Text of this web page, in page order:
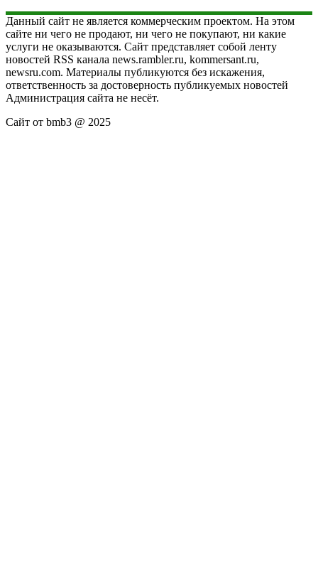
Данный сайт не является коммерческим проектом. На этом
сайте ни чего не продают, ни чего не покупают, ни какие
услуги не оказываются. Сайт представляет собой ленту
новостей RSS канала news.rambler.ru, kommersant.ru,
newsru.com. Материалы публикуются без искажения,
ответственность за достоверность публикуемых новостей
Администрация сайта не несёт.
Сайт от bmb3 @ 2025